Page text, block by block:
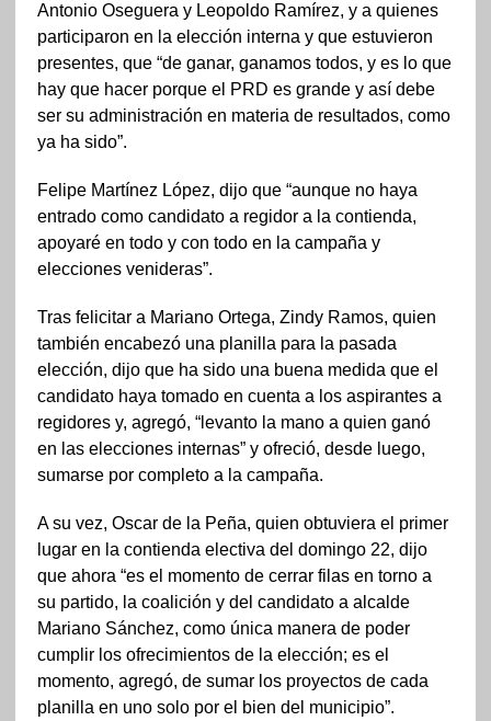
Antonio Oseguera y Leopoldo Ramírez, y a quienes
participaron en la elección interna y que estuvieron
presentes, que “de ganar, ganamos todos, y es lo que
hay que hacer porque el PRD es grande y así debe
ser su administración en materia de resultados, como
ya ha sido”.
Felipe Martínez López, dijo que “aunque no haya
entrado como candidato a regidor a la contienda,
apoyaré en todo y con todo en la campaña y
elecciones venideras”.
Tras felicitar a Mariano Ortega, Zindy Ramos, quien
también encabezó una planilla para la pasada
elección, dijo que ha sido una buena medida que el
candidato haya tomado en cuenta a los aspirantes a
regidores y, agregó, “levanto la mano a quien ganó
en las elecciones internas” y ofreció, desde luego,
sumarse por completo a la campaña.
A su vez, Oscar de la Peña, quien obtuviera el primer
lugar en la contienda electiva del domingo 22, dijo
que ahora “es el momento de cerrar filas en torno a
su partido, la coalición y del candidato a alcalde
Mariano Sánchez, como única manera de poder
cumplir los ofrecimientos de la elección; es el
momento, agregó, de sumar los proyectos de cada
planilla en uno solo por el bien del municipio”.